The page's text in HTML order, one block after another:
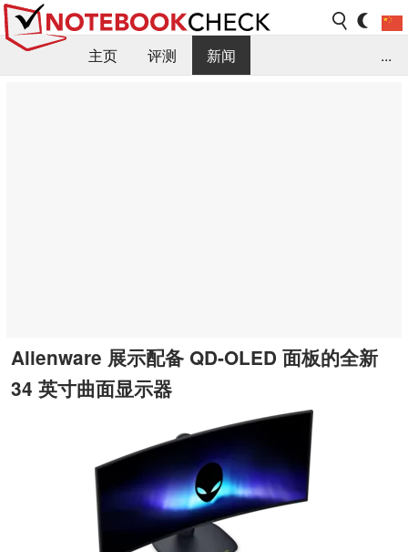
主页 评测
新闻
...
Alienware 展示配备 QD-OLED 面板的全新
34 英寸曲面显示器